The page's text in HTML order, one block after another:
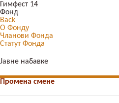
Гимфест 14
Фонд
Back
О Фонду
Чланови Фонда
Статут Фонда
Јавне набавке
Промена смене